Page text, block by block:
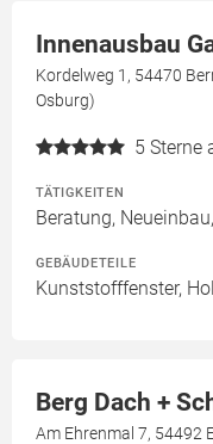
Innenausbau
Kordelweg 1, 54470
Osburg)
5 Sterne
TÄTIGKEITEN
Beratung,
GEBÄUDETEILE
Kunststofffenster,
Berg Dach +
Am Ehrenmal 7, 54492